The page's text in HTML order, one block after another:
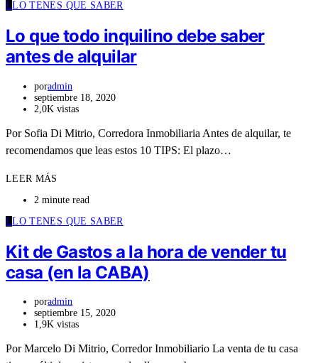
LLO TENES QUE SABER
Lo que todo inquilino debe saber
antes de alquilar
poradmin
septiembre 18, 2020
2,0K vistas
Por Sofia Di Mitrio, Corredora Inmobiliaria Antes de alquilar, te
recomendamos que leas estos 10 TIPS: El plazo…
LEER MÁS
2 minute read
LLO TENES QUE SABER
Kit de Gastos a la hora de vender tu
casa (en la CABA)
poradmin
septiembre 15, 2020
1,9K vistas
Por Marcelo Di Mitrio, Corredor Inmobiliario La venta de tu casa